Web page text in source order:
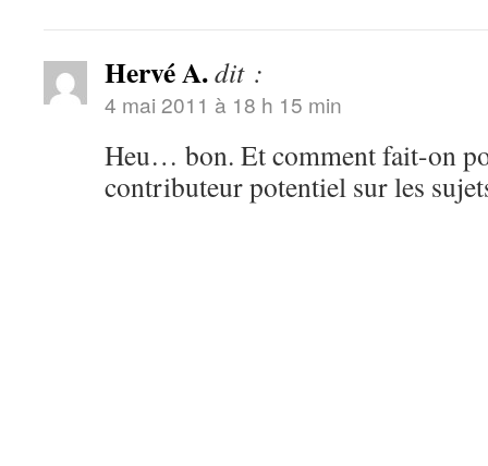
Hervé A.dit :
4 mai 2011 à 18 h 15 min
Heu… bon. Et comment fait-on
contributeur potentiel sur les